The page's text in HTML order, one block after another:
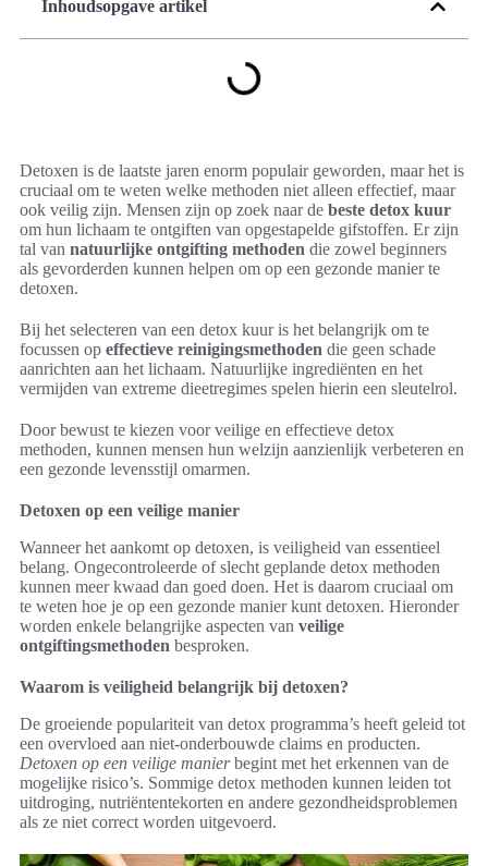
Inhoudsopgave artikel
Detoxen is de laatste jaren enorm populair geworden, maar het is
cruciaal om te weten welke methoden niet alleen effectief, maar
ook veilig zijn. Mensen zijn op zoek naar de beste detox kuur
om hun lichaam te ontgiften van opgestapelde gifstoffen. Er zijn
tal van natuurlijke ontgifting methoden die zowel beginners
als gevorderden kunnen helpen om op een gezonde manier te
detoxen.
Bij het selecteren van een detox kuur is het belangrijk om te
focussen op effectieve reinigingsmethoden die geen schade
aanrichten aan het lichaam. Natuurlijke ingrediënten en het
vermijden van extreme dieetregimes spelen hierin een sleutelrol.
Door bewust te kiezen voor veilige en effectieve detox
methoden, kunnen mensen hun welzijn aanzienlijk verbeteren en
een gezonde levensstijl omarmen.
Detoxen op een veilige manier
Wanneer het aankomt op detoxen, is veiligheid van essentieel
belang. Ongecontroleerde of slecht geplande detox methoden
kunnen meer kwaad dan goed doen. Het is daarom cruciaal om
te weten hoe je op een gezonde manier kunt detoxen. Hieronder
worden enkele belangrijke aspecten van veilige
ontgiftingsmethoden besproken.
Waarom is veiligheid belangrijk bij detoxen?
De groeiende populariteit van detox programma’s heeft geleid tot
een overvloed aan niet-onderbouwde claims en producten.
Detoxen op een veilige manierbegint met het erkennen van de
mogelijke risico’s. Sommige detox methoden kunnen leiden tot
uitdroging, nutriëntentekorten en andere gezondheidsproblemen
als ze niet correct worden uitgevoerd.